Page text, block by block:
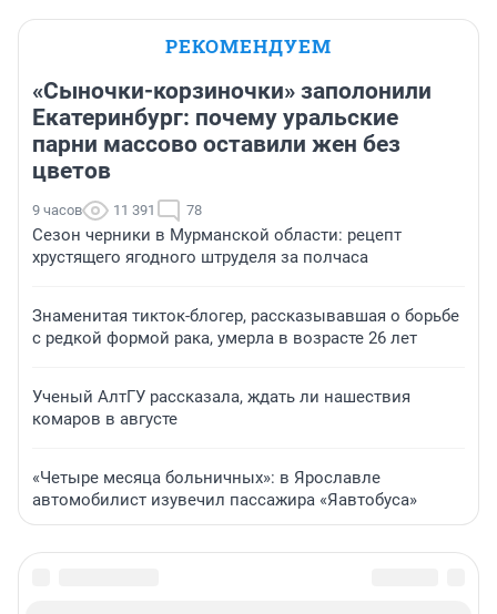
РЕКОМЕНДУЕМ
«Сыночки-корзиночки» заполонили
Екатеринбург: почему уральские
парни массово оставили жен без
цветов
9 часов 11 391 78
Сезон черники в Мурманской области: рецепт
хрустящего ягодного штруделя за полчаса
Знаменитая тикток-блогер, рассказывавшая о борьбе
с редкой формой рака, умерла в возрасте 26 лет
Ученый АлтГУ рассказала, ждать ли нашествия
комаров в августе
«Четыре месяца больничных»: в Ярославле
автомобилист изувечил пассажира «Яавтобуса»